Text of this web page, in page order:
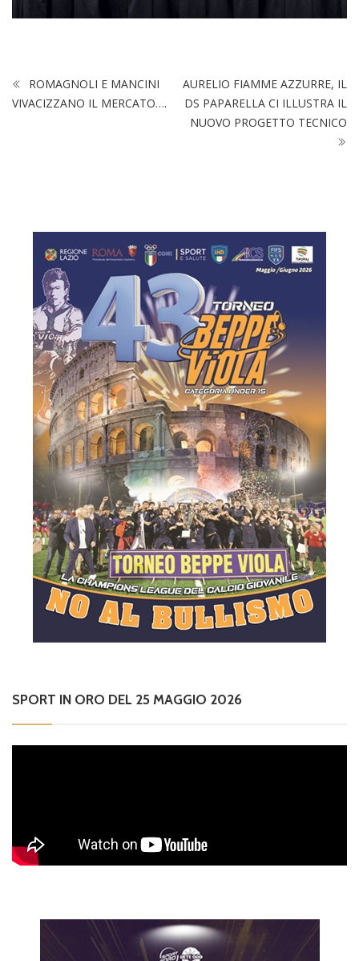
ROMAGNOLI E MANCINI
VIVACIZZANO IL MERCATO….
AURELIO FIAMME AZZURRE, IL
DS PAPARELLA CI ILLUSTRA IL
NUOVO PROGETTO TECNICO
SPORT IN ORO DEL 25 MAGGIO 2026